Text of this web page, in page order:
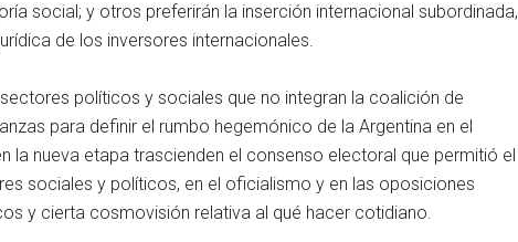
social; y otros preferirán la inserción internacional subordinada,
de los inversores internacionales.
políticos y sociales que no integran la coalición de
para definir el rumbo hegemónico de la Argentina en el
la nueva etapa trascienden el consenso electoral que permitió el
sociales y políticos, en el oficialismo y en las oposiciones
y cierta cosmovisión relativa al qué hacer cotidiano.